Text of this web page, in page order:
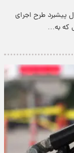
پیشبرد طرح اجرای